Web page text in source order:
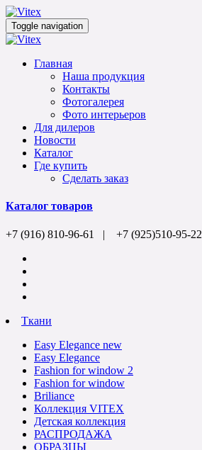
Toggle navigation
Главная
Наша продукция
Контакты
Фотогалерея
Фото интерьеров
Для дилеров
Новости
Каталог
Где купить
Сделать заказ
Каталог товаров
+7 (916) 810-96-61 | +7 (925)510-95-22
Ткани
Easy Elegance new
Easy Elegance
Fashion for window 2
Fashion for window
Briliance
Коллекция VITEX
Детская коллекция
РАСПРОДАЖА
ОБРАЗЦЫ